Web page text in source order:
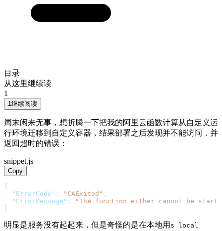
目录
从这里继续读
1
1继续阅读
周末闲来无事，想折腾一下把我的阿里云函数计算从自定义运
行环境迁移到自定义容器，结果部署之后发现并不能访问，并
返回超时的错误：
snippet.js
Copy
{
"ErrorCode" : "CAExited" ,
"ErrorMessage" :
"The function either cannot be
}
明显是服务没有起起来，但是奇怪的是在本地用 s local